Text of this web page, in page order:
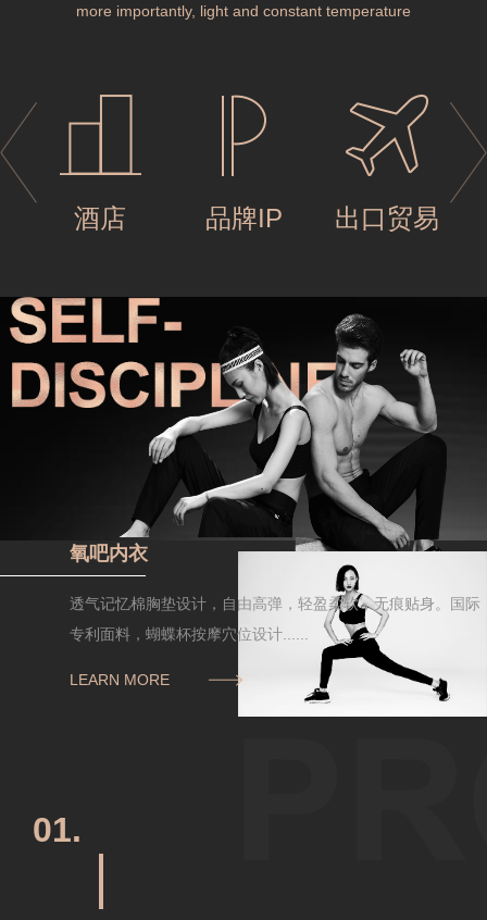
more importantly, light and constant temperature
酒店
酒店
品牌IP
品牌IP
出口贸易
出口贸易
氧吧内衣
透气记忆棉胸垫设计，自由高弹，轻盈柔软，无痕贴身。国际
专利面料，蝴蝶杯按摩穴位设计......
LEARN MORE
01.